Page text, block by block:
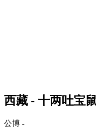
西藏 - 十两吐宝
公博 -